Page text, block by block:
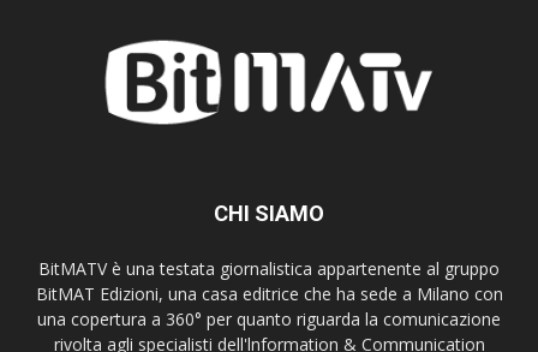
CHI SIAMO
BitMATV è una testata giornalistica appartenente al gruppo
BitMAT Edizioni, una casa editrice che ha sede a Milano con
una copertura a 360° per quanto riguarda la comunicazione
rivolta agli specialisti dell'lnformation & Communication